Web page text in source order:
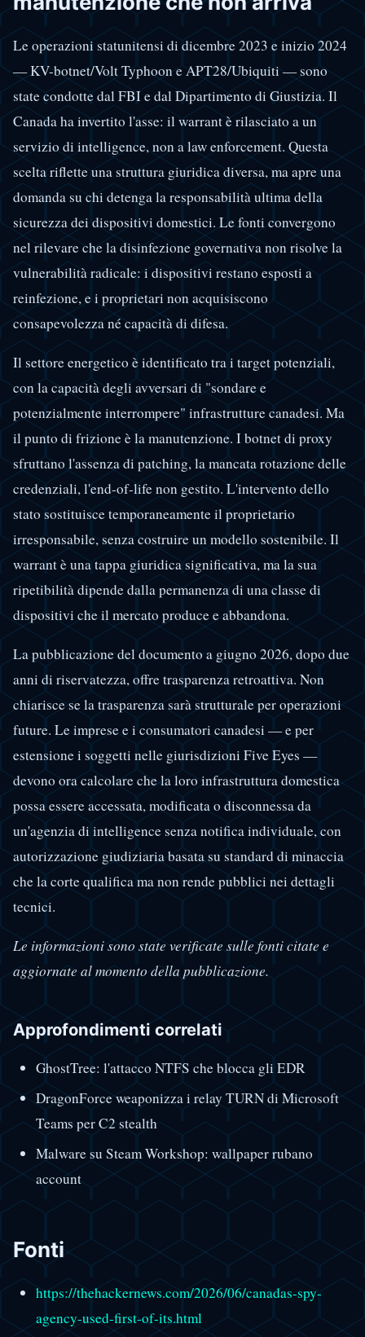
Le operazioni statunitensi di dicembre 2023 e inizio 2024
— KV-botnet/Volt Typhoon e APT28/Ubiquiti — sono
state condotte dal FBI e dal Dipartimento di Giustizia. Il
Canada ha invertito l'asse: il warrant è rilasciato a un
servizio di intelligence, non a law enforcement. Questa
scelta riflette una struttura giuridica diversa, ma apre una
domanda su chi detenga la responsabilità ultima della
sicurezza dei dispositivi domestici. Le fonti convergono
nel rilevare che la disinfezione governativa non risolve la
vulnerabilità radicale: i dispositivi restano esposti a
reinfezione, e i proprietari non acquisiscono
consapevolezza né capacità di difesa.
Il settore energetico è identificato tra i target potenziali,
con la capacità degli avversari di "sondare e
potenzialmente interrompere" infrastrutture canadesi. Ma
il punto di frizione è la manutenzione. I botnet di proxy
sfruttano l'assenza di patching, la mancata rotazione delle
credenziali, l'end-of-life non gestito. L'intervento dello
stato sostituisce temporaneamente il proprietario
irresponsabile, senza costruire un modello sostenibile. Il
warrant è una tappa giuridica significativa, ma la sua
ripetibilità dipende dalla permanenza di una classe di
dispositivi che il mercato produce e abbandona.
La pubblicazione del documento a giugno 2026, dopo due
anni di riservatezza, offre trasparenza retroattiva. Non
chiarisce se la trasparenza sarà strutturale per operazioni
future. Le imprese e i consumatori canadesi — e per
estensione i soggetti nelle giurisdizioni Five Eyes —
devono ora calcolare che la loro infrastruttura domestica
possa essere accessata, modificata o disconnessa da
un'agenzia di intelligence senza notifica individuale, con
autorizzazione giudiziaria basata su standard di minaccia
che la corte qualifica ma non rende pubblici nei dettagli
tecnici.
Le informazioni sono state verificate sulle fonti citate e
aggiornate al momento della pubblicazione.
Approfondimenti correlati
GhostTree: l'attacco NTFS che blocca gli EDR
DragonForce weaponizza i relay TURN di Microsoft
Teams per C2 stealth
Malware su Steam Workshop: wallpaper rubano
account
Fonti
https://thehackernews.com/2026/06/canadas-spy-
agency-used-first-of-its.html